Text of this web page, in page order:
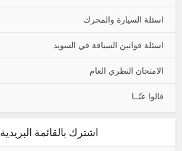
اسئلة السيارة والمحرك
اسئلة قوانين السياقة في السويد
الامتحان النظري العام
قالوا عنّــا
اشترك بالقائمة البريدية